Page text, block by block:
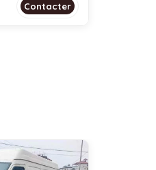
Contacter